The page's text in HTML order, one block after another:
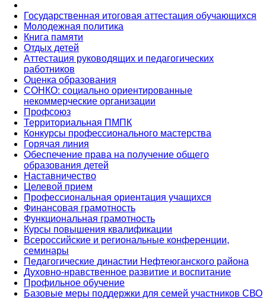
Государственная итоговая аттестация обучающихся
Молодежная политика
Книга памяти
Отдых детей
Аттестация руководящих и педагогических
работников
Оценка образования
СОНКО: социально ориентированные
некоммерческие организации
Профсоюз
Территориальная ПМПК
Конкурсы профессионального мастерства
Горячая линия
Обеспечение права на получение общего
образования детей
Наставничество
Целевой прием
Профессиональная ориентация учащихся
Финансовая грамотность
Функциональная грамотность
Курсы повышения квалификации
Всероссийские и региональные конференции,
семинары
Педагогические династии Нефтеюганского района
Духовно-нравственное развитие и воспитание
Профильное обучение
Базовые меры поддержки для семей участников СВО